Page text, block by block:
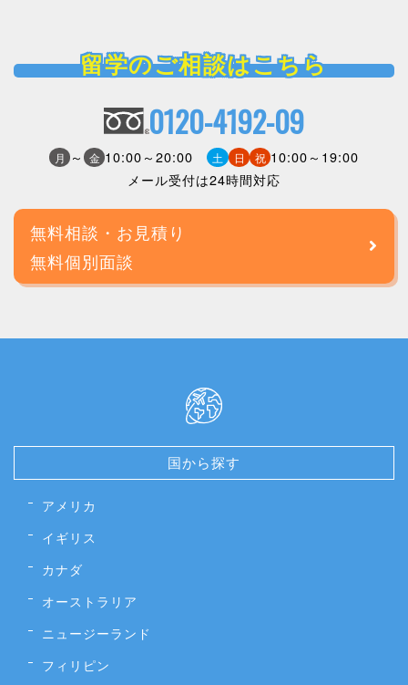
留学のご相談はこちら
0120-4192-09
月 ～ 金 10:00～20:00 土 日 祝 10:00～19:00
メール受付は24時間対応
無料相談・お見積り
無料個別面談
国から探す
アメリカ
イギリス
カナダ
オーストラリア
ニュージーランド
フィリピン